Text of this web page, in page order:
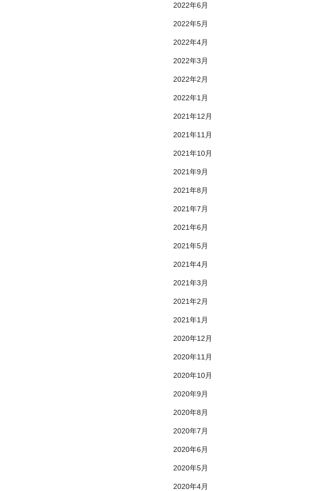
2022年6月
2022年5月
2022年4月
2022年3月
2022年2月
2022年1月
2021年12月
2021年11月
2021年10月
2021年9月
2021年8月
2021年7月
2021年6月
2021年5月
2021年4月
2021年3月
2021年2月
2021年1月
2020年12月
2020年11月
2020年10月
2020年9月
2020年8月
2020年7月
2020年6月
2020年5月
2020年4月